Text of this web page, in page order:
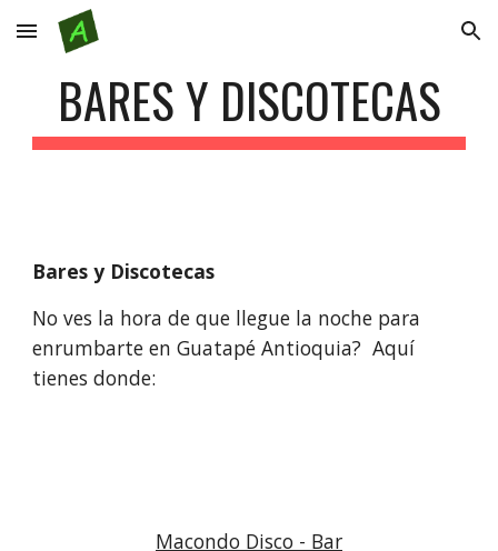
Skip to main content Skip to navigation
BARES Y DISCOTECAS
Bares y Discotecas
No ves la hora de que llegue la noche para
enrumbarte en Guatapé Antioquia?  Aquí
tienes donde:
Macondo Disco - Bar